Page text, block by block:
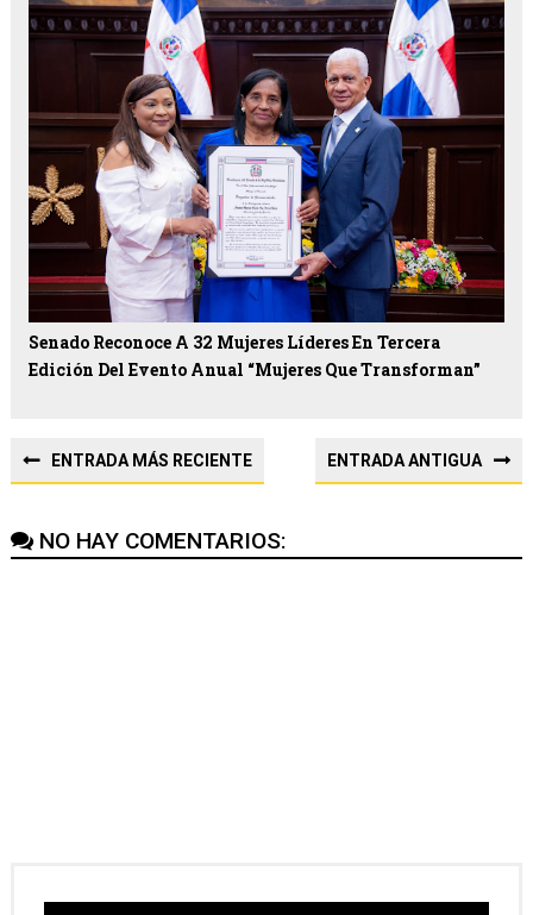
Senado Reconoce A 32 Mujeres Líderes En Tercera
Edición Del Evento Anual “Mujeres Que Transforman”
ENTRADA MÁS RECIENTE ENTRADA ANTIGUA
NO HAY COMENTARIOS: